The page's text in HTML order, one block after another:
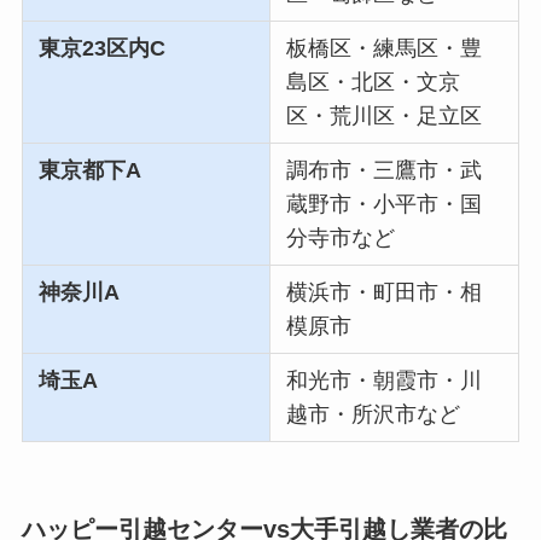
東京23区内C
板橋区・練馬区・豊
島区・北区・文京
区・荒川区・足立区
東京都下A
調布市・三鷹市・武
蔵野市・小平市・国
分寺市など
神奈川A
横浜市・町田市・相
模原市
埼玉A
和光市・朝霞市・川
越市・所沢市など
ハッピー引越センターvs大手引越し業者の比